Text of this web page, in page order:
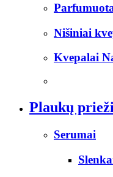
Nišiniai
Kvepalai
Plaukų
Serumai